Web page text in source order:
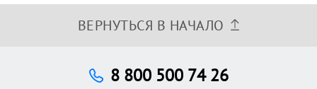
ВЕРНУТЬСЯ В НАЧАЛО
8 800 500 74 26